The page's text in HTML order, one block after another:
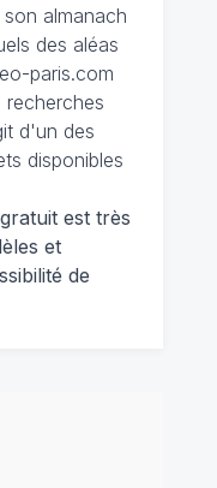
almanach
des aléas
paris.com
recherches
d'un des
disponibles
est très
et
de